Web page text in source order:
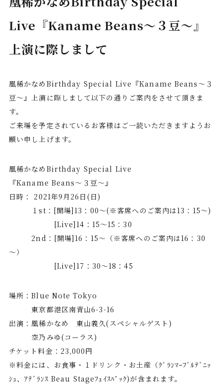
Live『Kaname Beans～３豆～』
上演に際しまして
凰稀かなめBirthday Special Live『Kaname Beans～３
豆～』上演に際しまして以下の通りご案内をさせて頂きま
す。
ご来場を予定されているお客様はご一読いただきますようお
願い申し上げます。
凰稀かなめBirthday Special Live
『Kaname Beans～３豆～』
日時： 2021年9月26日(日)
１st：[開場]13：00～(※客席へのご案内は13：15～)
[Live]14：15～15：30
2nd：[開場]16：15～（※客席へのご案内は16：30
～）
[Live]17：30～18：45
場所：Blue Note Tokyo
東京都港区南青山6-3-16
出演：凰稀かなめ 東山義久(スペシャルゲスト)
空乃みゆ(コーラス)
チケット料金：23,000円
※料金には、お食事・１ドリンク・お土産（ｸﾞﾗﾝﾏｰﾌﾞﾙﾃﾞﾆｯ
ｼｭ、ｱﾃﾞﾗﾝｽ Beau Stageﾌｪｲｽﾊﾟｯｸ)が含まれます。